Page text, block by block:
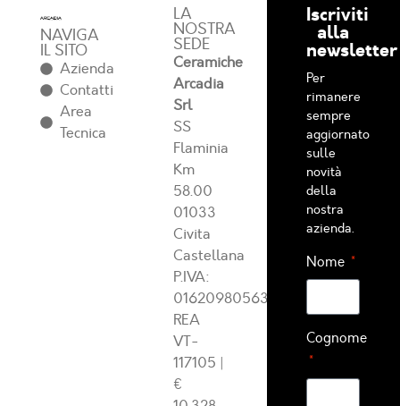
NAVIGA
IL SITO
Azienda
Contatti
Area
Tecnica
LA
NOSTRA
SEDE
Ceramiche
Arcadia
Srl
SS
Flaminia
Km
58.00
01033
Civita
Castellana
P.IVA:
01620980563
REA
VT-
117105 |
€
Iscriviti
alla
newsletter
Per
rimanere
sempre
aggiornato
sulle
novità
della
nostra
azienda.
Nome
Cognome